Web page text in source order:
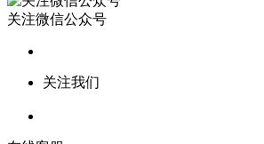
关注微信公众号
关注我们